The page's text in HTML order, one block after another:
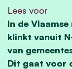
Lees voor
In de
klinkt vanuit
van
Dit gaat voor